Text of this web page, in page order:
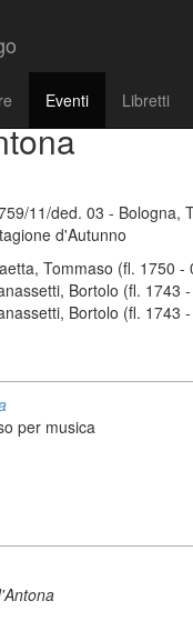
Eventi Libretti
11/ded. 03 - Bologna,
d'Autunno
Tommaso (fl. 1750 -
Bortolo (fl. 1743
Bortolo (fl. 1743
per musica